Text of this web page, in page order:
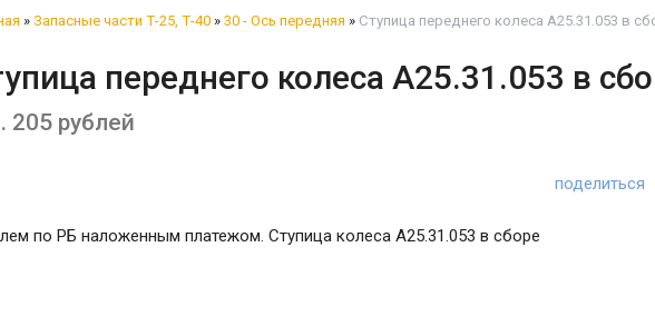
» Запасные части Т-25, Т-40 » 30 - Ось передняя » Ступица переднего колеса А25.31.053 в
переднего колеса А25.31.053 в
205 рублей
поделиться
по РБ наложенным платежом. Ступица колеса А25.31.053 в сборе